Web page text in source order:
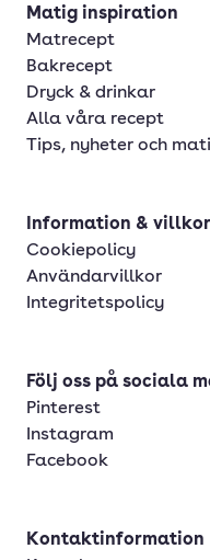
Matig inspiration
Matrecept
Bakrecept
Dryck & drinkar
Alla våra recept
Tips, nyheter och
Information & villkor
Cookiepolicy
Användarvillkor
Integritetspolicy
Följ oss på sociala
Pinterest
Instagram
Facebook
Kontaktinformation